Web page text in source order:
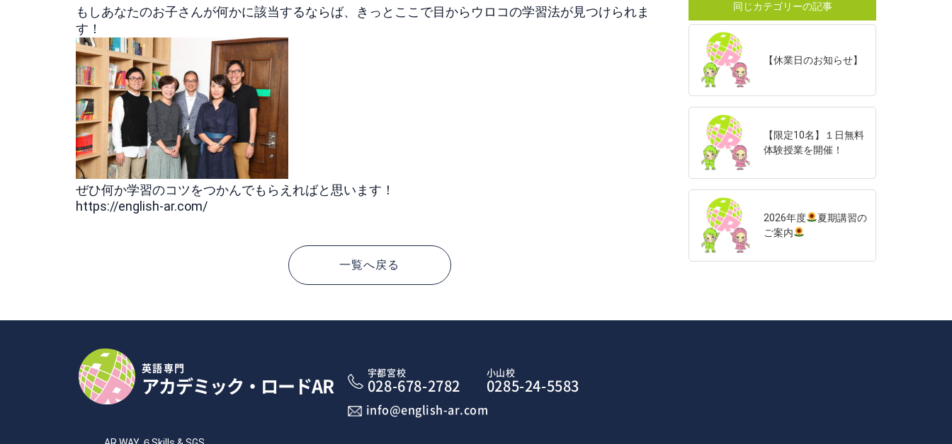
もしあなたのお子さんが何かに該当するならば、きっとここで目からウロコの学習法が見つけられま
す！
ぜひ何か学習のコツをつかんでもらえればと思います！
https://english-ar.com/
一覧へ戻る
同じカテゴリーの記事
【休業日のお知らせ】
【限定10名】１日無料
体験授業を開催！
2026年度
夏期講習の
ご案内
英語専門
アカデミック・ロードAR
宇都宮校
028-678-2782
小山校
0285-24-5583
info@english-ar.com